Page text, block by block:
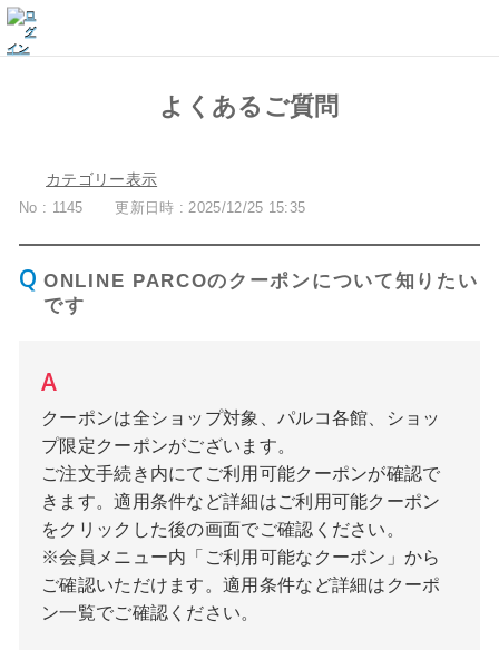
よくあるご質問
カテゴリー表示
No : 1145 更新日時 : 2025/12/25 15:35
ONLINE PARCOのクーポンについて知りたい
です
クーポンは全ショップ対象、パルコ各館、ショッ
プ限定クーポンがございます。
ご注文手続き内にてご利用可能クーポンが確認で
きます。適用条件など詳細はご利用可能クーポン
をクリックした後の画面でご確認ください。
※会員メニュー内「ご利用可能なクーポン」から
ご確認いただけます。適用条件など詳細はクーポ
ン一覧でご確認ください。